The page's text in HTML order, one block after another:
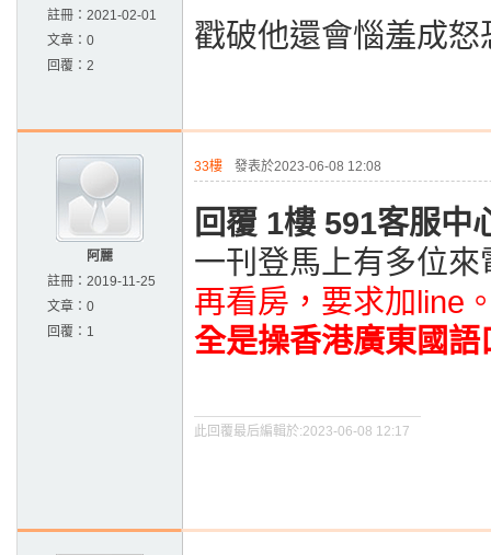
註冊： 2021-02-01
文章： 0
回覆： 2
戳破他還會惱羞成
阿麗
註冊： 2019-11-25
文章： 0
回覆： 1
33樓 發表於2023-06-08 12:08
回覆 1樓 591客服中
一刊登馬上有多位
再看房，要求加line
全是操香港廣東國
此回覆最后編輯於:2023-06-08 12:17